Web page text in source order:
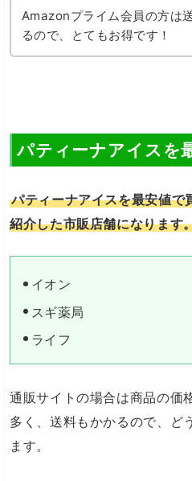
Amazonプライム会員の方は
るので、とてもお得です！
パティーナアイスを
パティーナアイスを最安値で
紹介した市販店舗になります
イオン
スギ薬局
ライフ
通販サイトの場合は商品の価
多く、送料もかかるので、ど
ます。